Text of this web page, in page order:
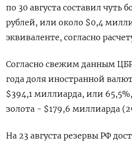
по 30 августа составил чуть
рублей, или около $0,4
эквиваленте, согласно
Согласно свежим данным
года доля иностранной
$394,1 миллиарда, или
золота - $179,6 миллиарда
На 23 августа резервы РФ